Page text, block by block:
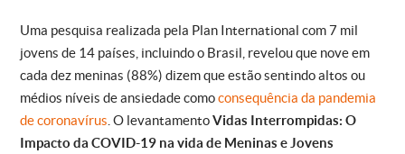
Uma pesquisa realizada pela Plan International com 7 mil
jovens de 14 países, incluindo o Brasil, revelou que nove em
cada dez meninas (88%) dizem que estão sentindo altos ou
médios níveis de ansiedade comoconsequência da pandemia
de coronavírus . O levantamentoVidas Interrompidas: O
Impacto da COVID-19 na vida de Meninas e Jovens